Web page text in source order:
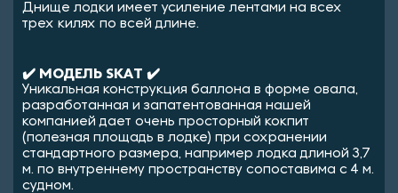
Днище лодки имеет усиление лентами на всех
трех килях по всей длине.
✔️ МОДЕЛЬ SKAT ✔️
Уникальная конструкция баллона в форме овала,
разработанная и запатентованная нашей
компанией дает очень просторный кокпит
(полезная площадь в лодке) при сохранении
стандартного размера, например лодка длиной 3,7
м. по внутреннему пространству сопоставима с 4 м.
судном.